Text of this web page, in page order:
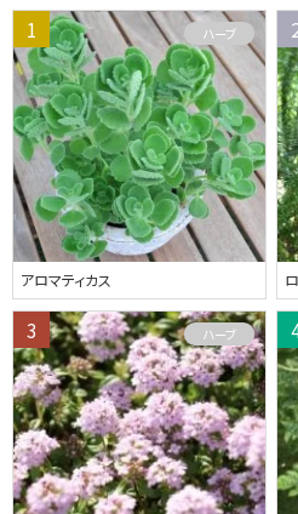
アロマティカス
ハーブ
ハーブ